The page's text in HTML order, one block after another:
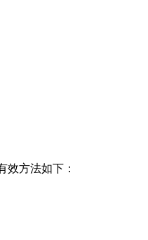
方法如下：